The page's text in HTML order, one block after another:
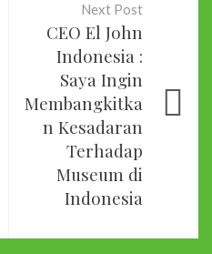
Next Post
CEO El John
Indonesia :
Saya Ingin
Membangkitka
n Kesadaran
Terhadap
Museum di
Indonesia